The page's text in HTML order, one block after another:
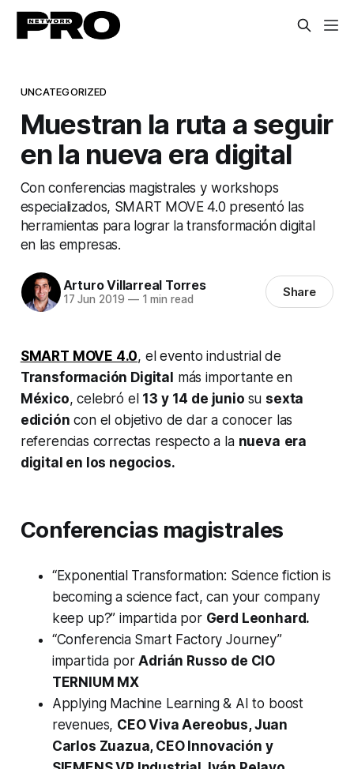
UNCATEGORIZED
Muestran la ruta a seguir
en la nueva era digital
Con conferencias magistrales y workshops
especializados, SMART MOVE 4.0 presentó las
herramientas para lograr la transformación digital
en las empresas.
Arturo Villarreal Torres
17 Jun 2019 —1 min read Share
SMART MOVE 4.0, el evento industrial de
Transformación Digital más importante en
México, celebró el 13 y 14 de junio su sexta
edición con el objetivo de dar a conocer las
referencias correctas respecto a la nueva era
digital en los negocios.
Conferencias magistrales
“Exponential Transformation: Science fiction is
becoming a science fact, can your company
keep up?” impartida por Gerd Leonhard.
“Conferencia Smart Factory Journey”
impartida porAdrián Russo de CIO
TERNIUM MX
Applying Machine Learning & AI to boost
revenues, CEO Viva Aereobus, Juan
Carlos Zuazua, CEO Innovación y